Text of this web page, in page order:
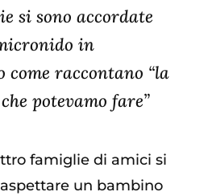
si sono accordate
in
come raccontano “la
potevamo fare”
famiglie di amici si
un bambino